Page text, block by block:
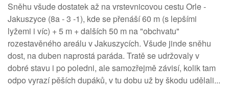
Sněhu všude dostatek až na vrstevnicovou cestu Orle -
Jakuszyce (8a - 3 -1), kde se přenáší 60 m (s lepšími
lyžemi i víc) + 5 m + dalších 50 m na "obchvatu"
rozestavěného areálu v Jakuszycích. Všude jinde sněhu
dost, na duben naprostá paráda. Tratě se udržovaly v
dobré stavu i po poledni, ale samozřejmě závisí, kolik tam
odpo vyrazí pěších dupáků, v tu dobu už by škodu udělali...